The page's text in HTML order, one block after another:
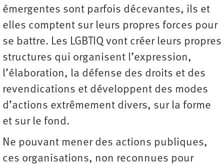
émergentes sont parfois décevantes, ils et
elles comptent sur leurs propres forces pour
se battre. Les LGBTIQ vont créer leurs propres
structures qui organisent l’expression,
l’élaboration, la défense des droits et des
revendications et développent des modes
d’actions extrêmement divers, sur la forme
et sur le fond.
Ne pouvant mener des actions publiques,
ces organisations, non reconnues pour